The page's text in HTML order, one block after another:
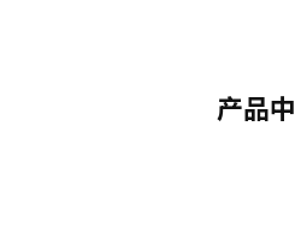
产品